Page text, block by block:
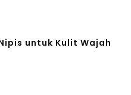
untuk Kulit Wajah